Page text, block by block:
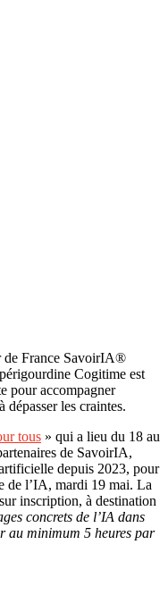
France SavoirIA®
Cogitime est
pour accompagner
dépasser les craintes.
tous » qui a lieu du 18 au
de SavoirIA,
depuis 2023, pour
de l’IA, mardi 19 mai. La
inscription, à destination
concrets de l’IA dans
au minimum 5 heures par